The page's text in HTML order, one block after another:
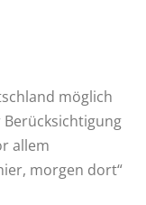
möglich
allem
morgen dort“